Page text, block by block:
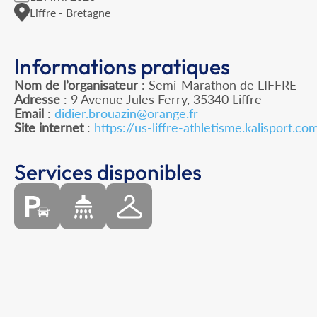
Liffre - Bretagne
Informations pratiques
Nom de l’organisateur : Semi-Marathon de LIFFRE
Adresse : 9 Avenue Jules Ferry, 35340 Liffre
Email : didier.brouazin@orange.fr
Site internet: https://us-liffre-
Services disponibles